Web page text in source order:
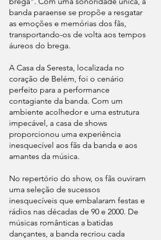
banda paraense se propõe a resgatar
as emoções e memórias dos fãs,
transportando-os de volta aos tempos
áureos do brega.
A Casa da Seresta, localizada no
coração de Belém, foi o cenário
perfeito para a performance
contagiante da banda. Com um
ambiente acolhedor e uma estrutura
impecável, a casa de shows
proporcionou uma experiência
inesquecível aos fãs da banda e aos
amantes da música.
No repertório do show, os fãs ouviram
uma seleção de sucessos
inesquecíveis que embalaram festas e
rádios nas décadas de 90 e 2000. De
músicas românticas a batidas
dançantes, a banda recriou cada